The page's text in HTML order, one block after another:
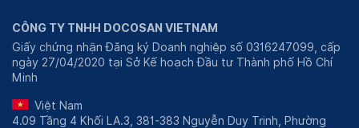
CÔNG TY TNHH DOCOSAN VIETNAM
Giấy chứng nhận Đăng ký Doanh nghiệp số 0316247099, cấp
ngày 27/04/2020 tại Sở Kế hoạch Đầu tư Thành phố Hồ Chí
Minh
Việt Nam
4.09 Tầng 4 Khối LA.3, 381-383 Nguyễn Duy Trinh, Phường